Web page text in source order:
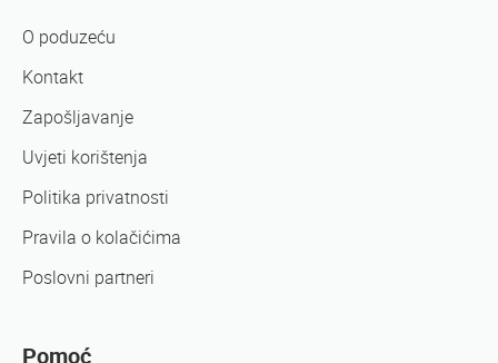
O poduzeću
Kontakt
Zapošljavanje
Uvjeti korištenja
Politika privatnosti
Pravila o kolačićima
Poslovni partneri
Pomoć